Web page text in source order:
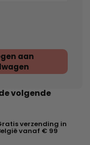
aan
volgende
verzending in
vanaf € 99